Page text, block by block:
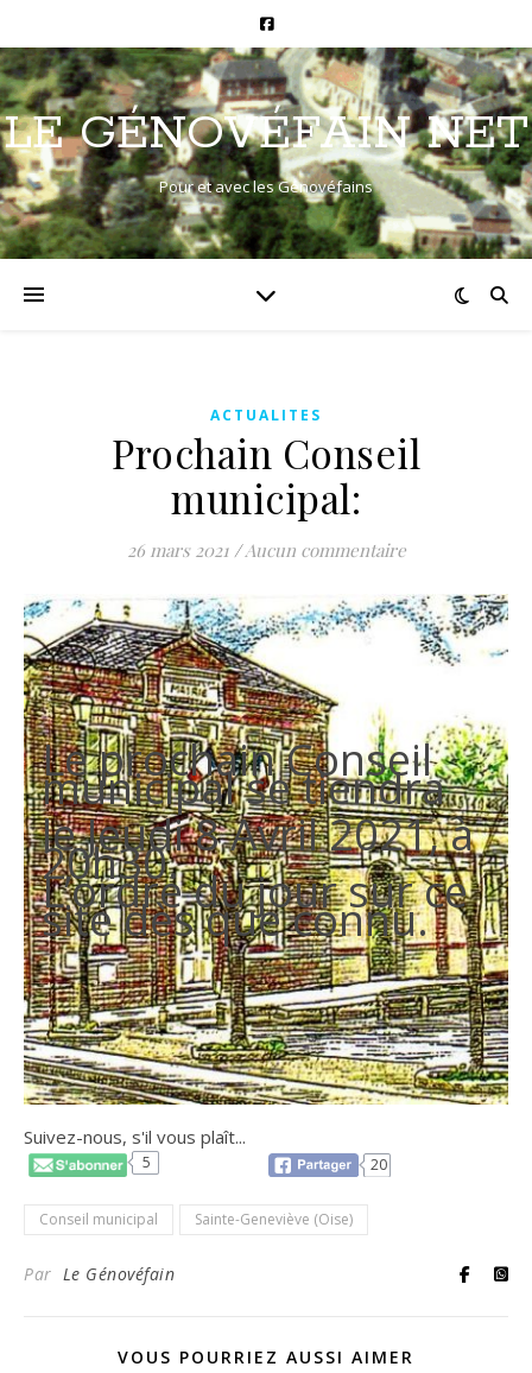
LE GÉNOVÉFAIN NET
Pour et avec les Génovéfains
ACTUALITES
Prochain Conseil
municipal:
26 mars 2021 /Aucun commentaire
Le prochain Conseil
municipal se tiendra
le Jeudi 8 Avril 2021, à
20h30.
L’ordre du jour sur ce
site dès que connu.
Suivez-nous, s'il vous plaît...
5 20
Conseil municipal Sainte-Geneviève (Oise)
Par Le Génovéfain
VOUS POURRIEZ AUSSI AIMER